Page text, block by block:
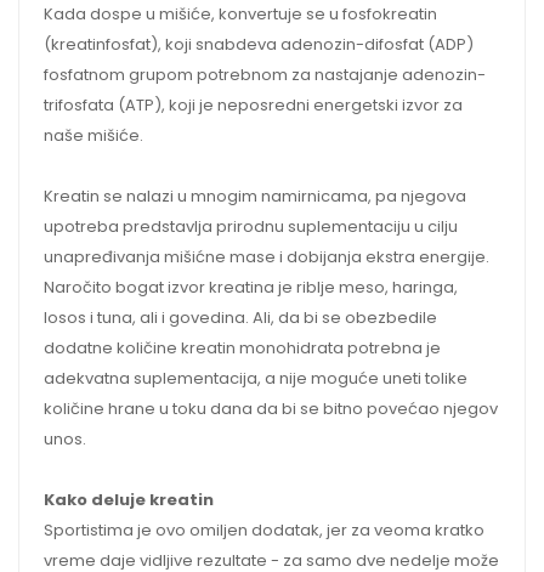
Kada dospe u mišiće, konvertuje se u fosfokreatin
(kreatinfosfat), koji snabdeva adenozin-difosfat (ADP)
fosfatnom grupom potrebnom za nastajanje adenozin-
trifosfata (ATP), koji je neposredni energetski izvor za
naše mišiće.
Kreatin se nalazi u mnogim namirnicama, pa njegova
upotreba predstavlja prirodnu suplementaciju u cilju
unapređivanja mišićne mase i dobijanja ekstra energije.
Naročito bogat izvor kreatina je riblje meso, haringa,
losos i tuna, ali i govedina. Ali, da bi se obezbedile
dodatne količine kreatin monohidrata potrebna je
adekvatna suplementacija, a nije moguće uneti tolike
količine hrane u toku dana da bi se bitno povećao njegov
unos.
Kako deluje kreatin
Sportistima je ovo omiljen dodatak, jer za veoma kratko
vreme daje vidljive rezultate - za samo dve nedelje može